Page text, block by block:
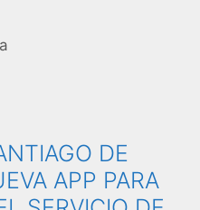
DE
APP PARA